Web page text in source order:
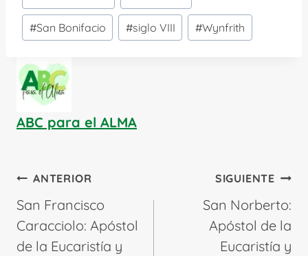
#San Bonifacio #siglo VIII #Wynfrith
ABC para el ALMA
Navegación
de
entradas
ANTERIOR
San Francisco
Caracciolo: Apóstol
de la Eucaristía y
SIGUIENTE
San Norberto:
Apóstol de la
Eucaristía y